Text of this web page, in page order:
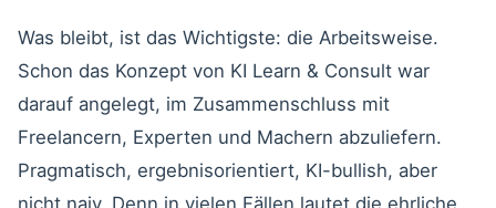
Was bleibt, ist das Wichtigste: die Arbeitsweise.
Schon das Konzept von KI Learn & Consult war
darauf angelegt, im Zusammenschluss mit
Freelancern, Experten und Machern abzuliefern.
Pragmatisch, ergebnisorientiert, KI-bullish, aber